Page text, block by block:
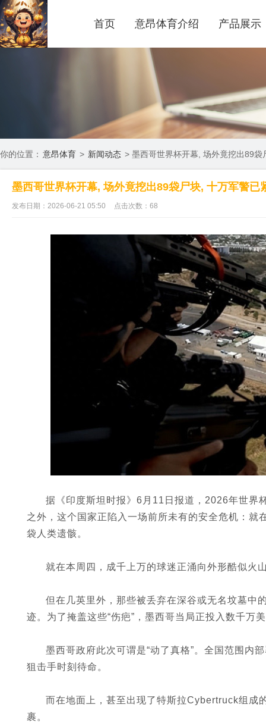
首页 意昂体育介绍 产品展示
你的位置： 意昂体育 > 新闻动态 > 墨西哥世界杯开幕, 场外竟挖出89
墨西哥世界杯开幕, 场外竟挖出89袋尸块, 十万军警已
发布日期：2026-06-21 05:50 点击次数：68
据《印度斯坦时报》6月11日报道，2026年世界
之外，这个国家正陷入一场前所未有的安全危机：
袋人类遗骸。
就在本周四，成千上万的球迷正涌向外形酷似火
但在几英里外，那些被丢弃在深谷或无名坟墓中
迹。为了掩盖这些“伤疤”，墨西哥当局正投入数千万
墨西哥政府此次可谓是“动了真格”。全国范围内
狙击手时刻待命。
而在地面上，甚至出现了特斯拉Cybertruck组成
裹。